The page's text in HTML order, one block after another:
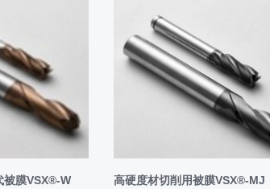
ナで開催される「
彩の国ビジネスアリーナ
「
フードメッセinにいがた2025
」にコーティン
被膜VSX®-W 高硬度材切削用被膜VSX®-MJ